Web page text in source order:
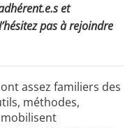
rondes
publiés
et
pas à rejoindre
assez familiers des
méthodes,
mobilisent